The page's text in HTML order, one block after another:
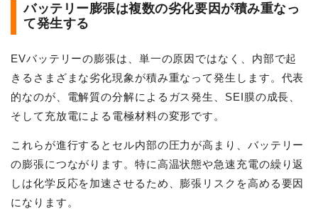
バッテリー膨張は複数の劣化要因が積み重なっ
て発生する
EVバッテリーの膨張は、単一の原因ではなく、内部で起
きるさまざまな劣化現象が積み重なって発生します。代表
的なのが、電解質の分解によるガス発生、SEI膜の成長、
そして充放電による電極材料の変形です。
これらが進行するとセル内部の圧力が高まり、バッテリー
の膨張につながります。特に高温状態や急速充電の繰り返
しは化学反応を加速させるため、膨張リスクを高める要因
になります。